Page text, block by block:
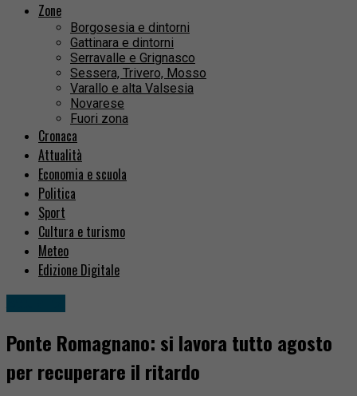
Zone
Borgosesia e dintorni
Gattinara e dintorni
Serravalle e Grignasco
Sessera, Trivero, Mosso
Varallo e alta Valsesia
Novarese
Fuori zona
Cronaca
Attualità
Economia e scuola
Politica
Sport
Cultura e turismo
Meteo
Edizione Digitale
Ponte Romagnano: si lavora tutto agosto
per recuperare il ritardo